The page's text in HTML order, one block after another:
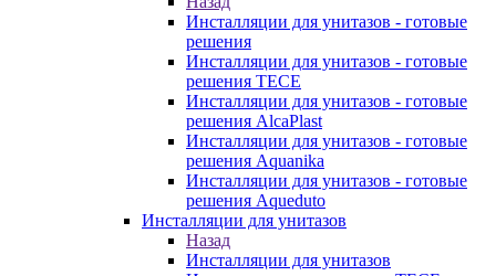
Инсталляции для унитазов - готовые
решения
Инсталляции для унитазов - готовые
решения TECE
Инсталляции для унитазов - готовые
решения AlcaPlast
Инсталляции для унитазов - готовые
решения Aquanika
Инсталляции для унитазов - готовые
решения Aqueduto
Инсталляции для унитазов
Назад
Инсталляции для унитазов